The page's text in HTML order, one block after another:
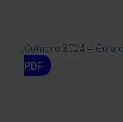
Outubro 2024 – Guia
PDF